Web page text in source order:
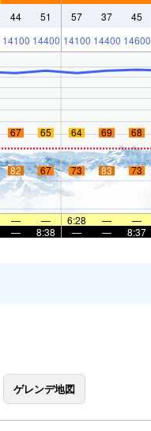
44 51 57 37 45
14100 14400 14100 14400 14600
67 65 64 69 68
82 67 73 83 73
— — 6:28 — —
— 8:38 — — 8:37
ゲレンデ地図